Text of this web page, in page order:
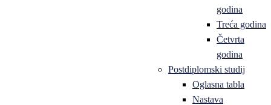
godina
Treća godina
Četvrta
godina
Postdiplomski studij
Oglasna tabla
Nastava